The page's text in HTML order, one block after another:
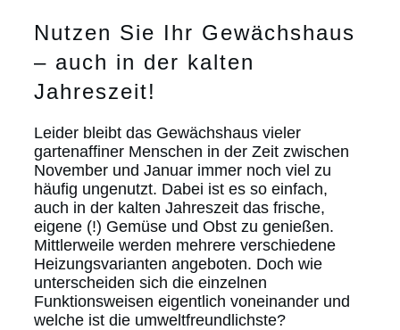
Nutzen Sie Ihr Gewächshaus
– auch in der kalten
Jahreszeit!
Leider bleibt das Gewächshaus vieler
gartenaffiner Menschen in der Zeit zwischen
November und Januar immer noch viel zu
häufig ungenutzt. Dabei ist es so einfach,
auch in der kalten Jahreszeit das frische,
eigene (!) Gemüse und Obst zu genießen.
Mittlerweile werden mehrere verschiedene
Heizungsvarianten angeboten. Doch wie
unterscheiden sich die einzelnen
Funktionsweisen eigentlich voneinander und
welche ist die umweltfreundlichste?